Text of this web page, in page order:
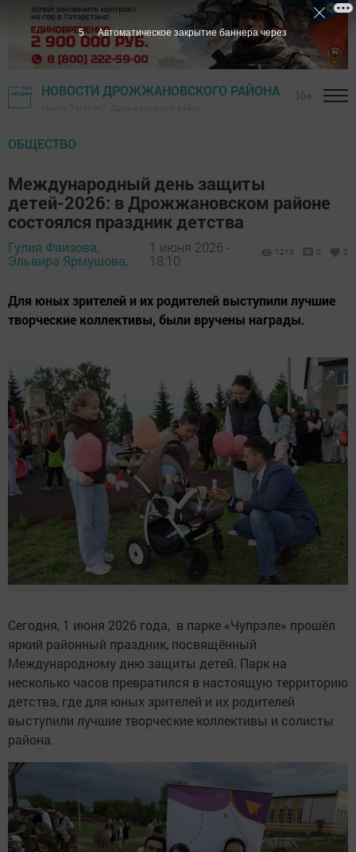
НОВОСТИ ДРОЖЖАНОВСКОГО РАЙОНА
ОБЩЕСТВО
Международный день защиты
детей-2026: в Дрожжановском районе
состоялся праздник детства
Гулия Фаизова,
Эльвира Ярмушова,
1 июня 2026 -
18:10
1213 0 2
Для юных зрителей и их родителей выступили лучшие
творческие коллективы, были вручены награды.
Сегодня, 1 июня 2026 года, в парке «Чупрэле» прошёл
яркий районный праздник, посвящённый
Международному дню защиты детей. Парк на
несколько часов превратился в настоящую территорию
детства, где для юных зрителей и их родителей
выступили лучшие творческие коллективы и солисты
района.
4 Автоматическое закрытие баннера через